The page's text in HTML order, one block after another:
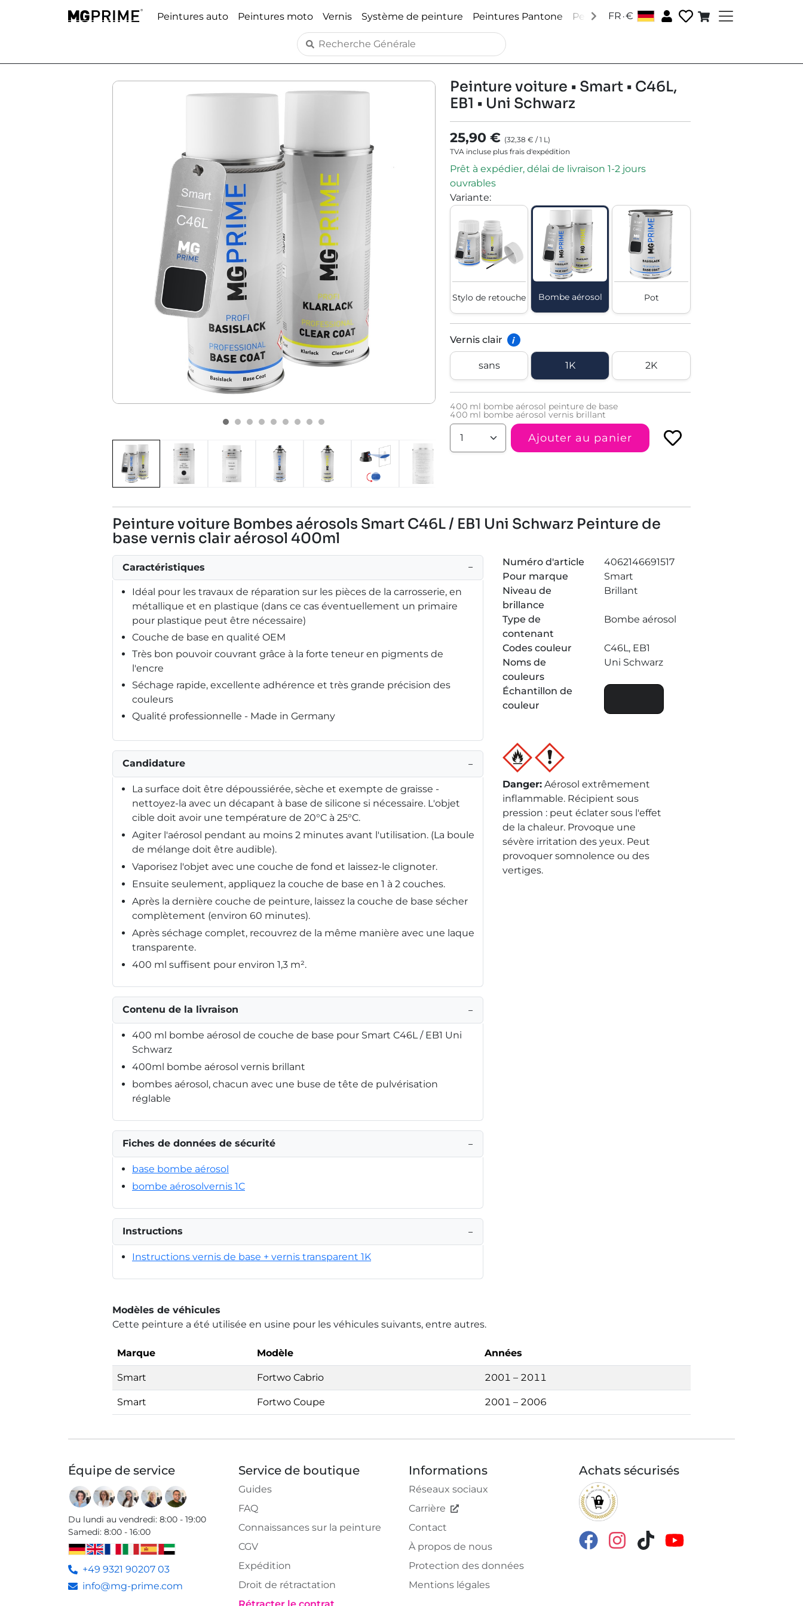
Peintures auto Peintures moto Vernis Système de peinture Peintures Pantone Peintures RAL Peintures spéciales
FR .€
Peinture voiture • Smart • C46L,
EB1 • Uni Schwarz
25,90 € (32,38 € /1 L)
TVA incluse plus frais d'expédition
Prêt à expédier, délai de livraison 1-2 jours
ouvrables
Variante:
Stylo de retouche Bombe aérosol Pot
Vernis clair i
sans 1K 2K
400 ml bombe aérosol peinture de base
400 ml bombe aérosol vernis brillant
Ajouter au panier
Peinture voiture Bombes aérosols Smart C46L / EB1 Uni Schwarz Peinture de
base vernis clair aérosol 400ml
Caractéristiques −
Idéal pour les travaux de réparation sur les pièces de la carrosserie, en
métallique et en plastique (dans ce cas éventuellement un primaire
pour plastique peut être nécessaire)
Couche de base en qualité OEM
Très bon pouvoir couvrant grâce à la forte teneur en pigments de
l'encre
Séchage rapide, excellente adhérence et très grande précision des
couleurs
Qualité professionnelle - Made in Germany
Candidature −
La surface doit être dépoussiérée, sèche et exempte de graisse -
nettoyez-la avec un décapant à base de silicone si nécessaire. L'objet
cible doit avoir une température de 20°C à 25°C.
Agiter l'aérosol pendant au moins 2 minutes avant l'utilisation. (La boule
de mélange doit être audible).
Vaporisez l'objet avec une couche de fond et laissez-le clignoter.
Ensuite seulement, appliquez la couche de base en 1 à 2 couches.
Après la dernière couche de peinture, laissez la couche de base sécher
complètement (environ 60 minutes).
Après séchage complet, recouvrez de la même manière avec une laque
transparente.
400 ml suffisent pour environ 1,3 m².
Contenu de la livraison −
400 ml bombe aérosol de couche de base pour Smart C46L / EB1 Uni
Schwarz
400ml bombe aérosol vernis brillant
bombes aérosol, chacun avec une buse de tête de pulvérisation
réglable
Fiches de données de sécurité −
base bombe aérosol
bombe aérosolvernis 1C
Instructions −
Instructions vernis de base + vernis transparent 1K
Numéro d'article
4062146691517
Pour marque
Smart
Niveau de
brillance
Brillant
Type de
contenant
Bombe aérosol
Codes couleur
C46L, EB1
Noms de
couleurs
Uni Schwarz
Échantillon de
couleur
Danger: Aérosol extrêmement
inflammable. Récipient sous
pression : peut éclater sous l'effet
de la chaleur. Provoque une
sévère irritation des yeux. Peut
provoquer somnolence ou des
vertiges.
Modèles de véhicules
Cette peinture a été utilisée en usine pour les véhicules suivants, entre autres.
Marque Modèle Années
Smart Fortwo Cabrio 2001 – 2011
Smart Fortwo Coupe 2001 – 2006
Équipe de service
Du lundi au vendredi: 8:00 - 19:00
Samedi: 8:00 - 16:00
+49 9321 90207 03
info@mg-prime.com
Service de boutique
Guides
FAQ
Connaissances sur la peinture
CGV
Expédition
Droit de rétractation
Rétracter le contrat
Informations
Réseaux sociaux
Carrière
Contact
À propos de nous
Protection des données
Mentions légales
Achats sécurisés